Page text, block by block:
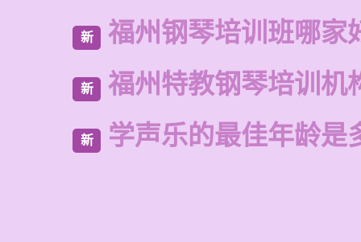
新 福州钢琴培训班哪家
新 福州特教钢琴培训机
新 学声乐的最佳年龄是